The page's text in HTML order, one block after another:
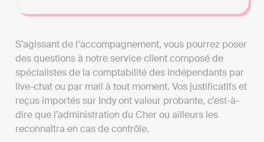
S’agissant de l‘accompagnement, vous pourrez poser
des questions à notre service client composé de
spécialistes de la comptabilité des indépendants par
live-chat ou par mail à tout moment. Vos justificatifs et
reçus importés sur Indy ont valeur probante, c’est-à-
dire que l’administration du Cher ou ailleurs les
reconnaîtra en cas de contrôle.